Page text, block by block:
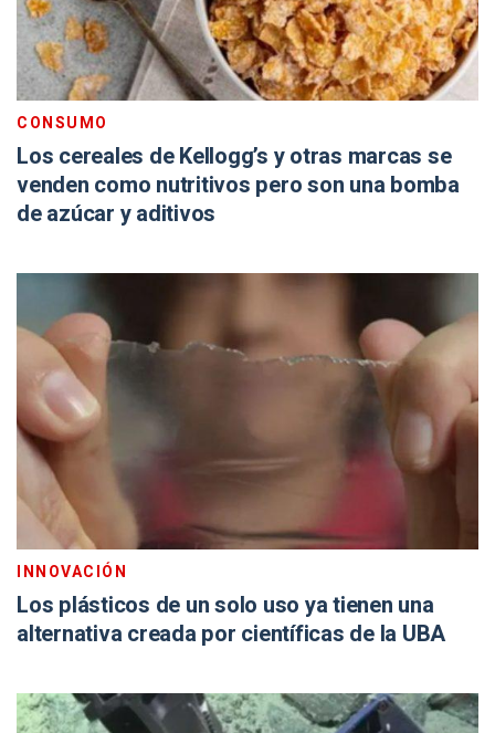
CONSUMO
Los cereales de Kellogg’s y otras marcas se
venden como nutritivos pero son una bomba
de azúcar y aditivos
INNOVACIÓN
Los plásticos de un solo uso ya tienen una
alternativa creada por científicas de la UBA